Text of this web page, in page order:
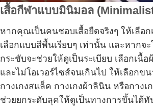
เสื้อกีฬาแบบมินิมอล
หากคุณเป็นคนชอบเสื้อยืดจริงๆ ให้เลือ
เลือกแบบสีพื้นเรียบๆ เท่านั้น และหากจ
กระชับจะช่วยให้ดูเป็นระเบียบ เลือกเ
และไม่โอเวอร์ไซส์จนเกินไป ให้เลือก
กางเกงสแล็ค กางเกงผ้าลินิน หรือกาง
ช่วยยกระดับลุคให้ดูเป็นทางการขึ้นได้ทั